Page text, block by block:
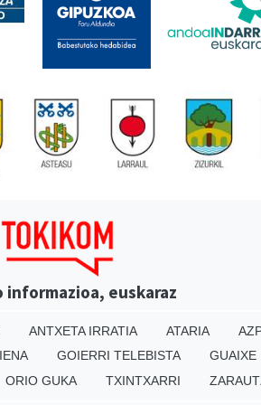
informazioa, euskaraz
ANTXETA IRRATIA ATARIA
GOIERRI TELEBISTA
GUAIXE
ORIO GUKA TXINTXARRI